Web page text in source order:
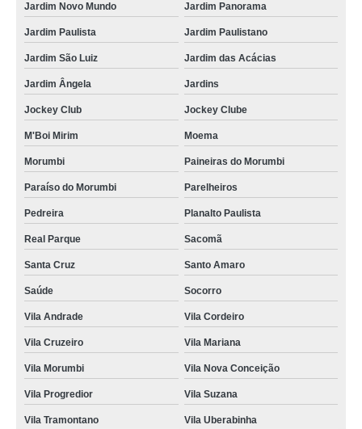
Jardim Novo Mundo Jardim Panorama
Jardim Paulista Jardim Paulistano
Jardim São Luiz Jardim das Acácias
Jardim Ângela Jardins
Jockey Club Jockey Clube
M'Boi Mirim Moema
Morumbi Paineiras do Morumbi
Paraíso do Morumbi Parelheiros
Pedreira Planalto Paulista
Real Parque Sacomã
Santa Cruz Santo Amaro
Saúde Socorro
Vila Andrade Vila Cordeiro
Vila Cruzeiro Vila Mariana
Vila Morumbi Vila Nova Conceição
Vila Progredior Vila Suzana
Vila Tramontano Vila Uberabinha